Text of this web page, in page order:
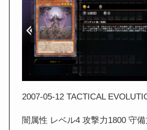
2007-05-12 TACTICAL
闇属性 レベル4 攻撃力1800 守